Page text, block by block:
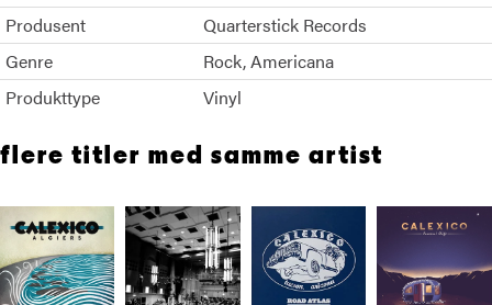
Produsent
Quarterstick Records
Genre
Rock Americana
Produkttype
Vinyl
flere titler med samme artist